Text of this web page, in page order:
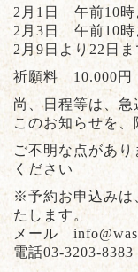
2月1日 午前10時
2月3日 午前10時
2月9日より22日
祈願料 10.000円
尚、日程等は、急
このお知らせを
ご不明な点があ
ください
※予約お申込みは
たします。
メール
電話03-3203-8383